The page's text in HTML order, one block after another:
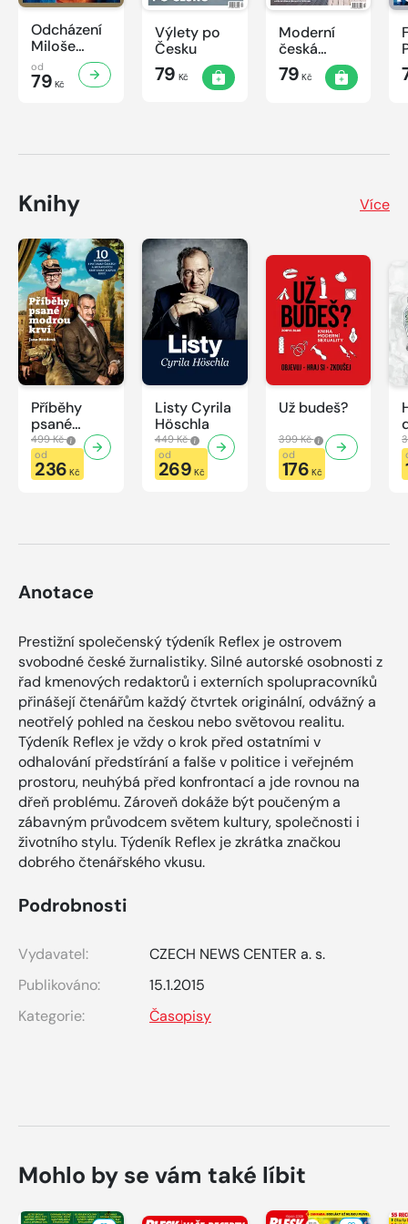
Odcházení
Miloše
Zemana
od
79 Kč
Výlety po
Česku
79 Kč
Moderní
česká
architektura
79 Kč
Knihy Více
Příběhy
psané
modrou
krví
499 Kč
od
236 Kč
Listy Cyrila
Höschla
449 Kč
od
269 Kč
Už budeš?
399 Kč
od
176 Kč
Anotace
Prestižní společenský týdeník Reflex je ostrovem
svobodné české žurnalistiky. Silné autorské osobnosti z
řad kmenových redaktorů i externích spolupracovníků
přinášejí čtenářům každý čtvrtek originální, odvážný a
neotřelý pohled na českou nebo světovou realitu.
Týdeník Reflex je vždy o krok před ostatními v
odhalování předstírání a falše v politice i veřejném
prostoru, neuhýbá před konfrontací a jde rovnou na
dřeň problému. Zároveň dokáže být poučeným a
zábavným průvodcem světem kultury, společnosti i
životního stylu. Týdeník Reflex je zkrátka značkou
dobrého čtenářského vkusu.
Podrobnosti
Vydavatel:
CZECH NEWS CENTER a. s.
Publikováno:
15.1.2015
Kategorie:
Časopisy
Mohlo by se vám také líbit